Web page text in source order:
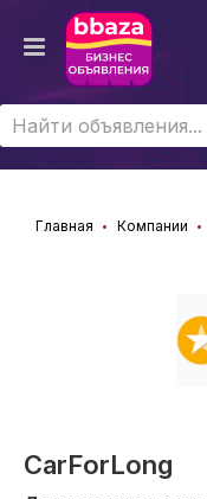
Главная Компании
CarForLong